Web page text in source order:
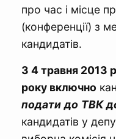
про час і місце
(конференції) з
кандидатів.
З 4 травня 2013
року включно
подати до ТВК
кандидатів у